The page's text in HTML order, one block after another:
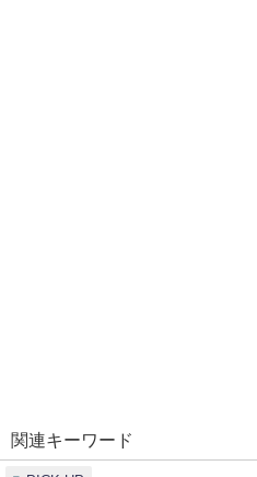
関連キーワード